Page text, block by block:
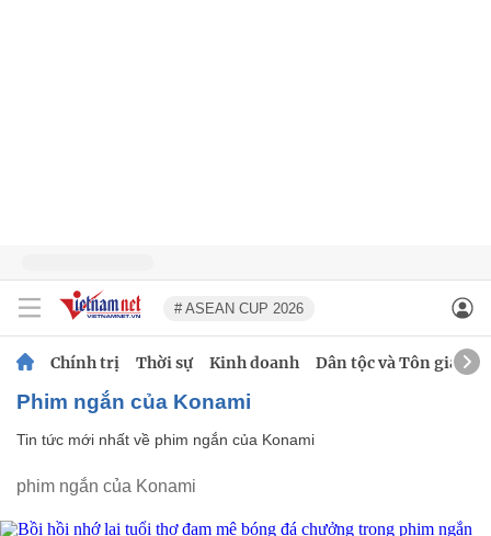
# ASEAN CUP 2026
Chính trị Thời sự Kinh doanh Dân tộc và Tôn giáo
phim ngắn của Konami
Tin tức mới nhất về phim ngắn của Konami
phim ngắn của Konami